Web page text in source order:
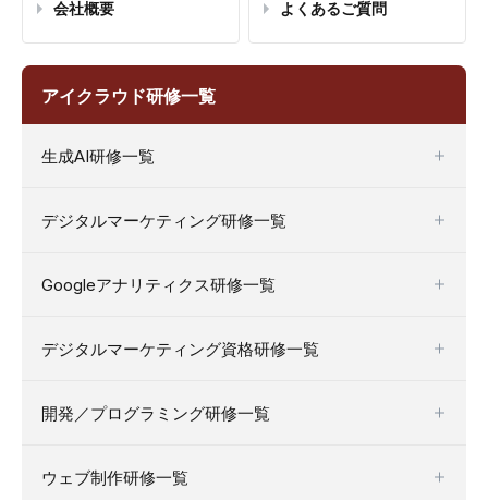
会社概要 よくあるご質問
アイクラウド研修一覧
生成AI研修一覧
デジタルマーケティング研修一覧
Googleアナリティクス研修一覧
デジタルマーケティング資格研修一覧
開発／プログラミング研修一覧
ウェブ制作研修一覧